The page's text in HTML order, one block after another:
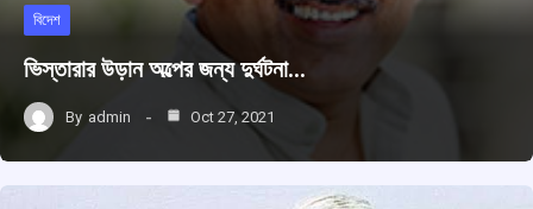
বিদেশ
ভিস্তারার উড়ান অল্পের জন্য দুর্ঘটনা…
By admin Oct 27, 2021